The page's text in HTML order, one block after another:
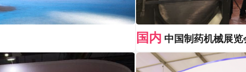
国内 中国制药机械展览